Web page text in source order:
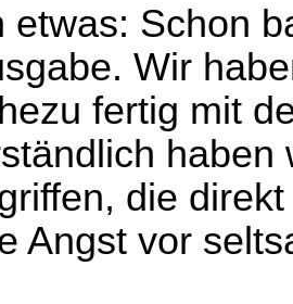
etwas: Schon
Wir
fertig mit
die
Angst vor